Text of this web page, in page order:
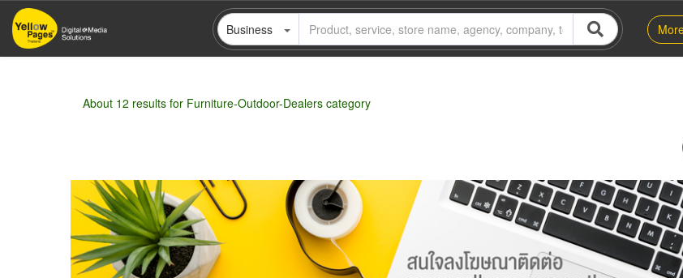
Skip
main
Business
About 12 results for Furniture-Outdoor-Dealers category
Wholesale Retail Manufacturer Dealer Exporter/Importer Service Business